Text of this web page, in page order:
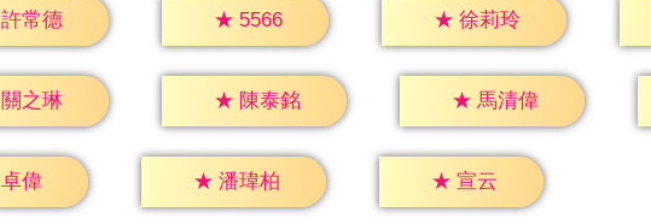
許常德 ★ 5566 ★ 徐莉玲
關之琳 ★ 陳泰銘 ★ 馬清偉
卓偉 ★ 潘瑋柏 ★ 宣云